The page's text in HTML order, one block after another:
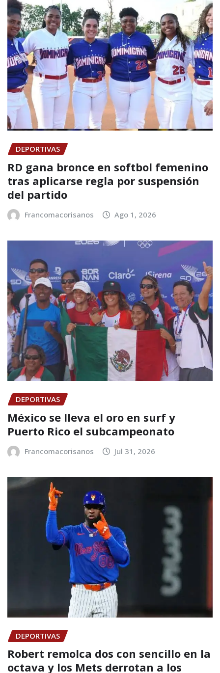
DEPORTIVAS
RD gana bronce en softbol femenino
tras aplicarse regla por suspensión
del partido
Francomacorisanos Ago 1, 2026
DEPORTIVAS
México se lleva el oro en surf y
Puerto Rico el subcampeonato
Francomacorisanos Jul 31, 2026
DEPORTIVAS
Robert remolca dos con sencillo en la
octava y los Mets derrotan a los